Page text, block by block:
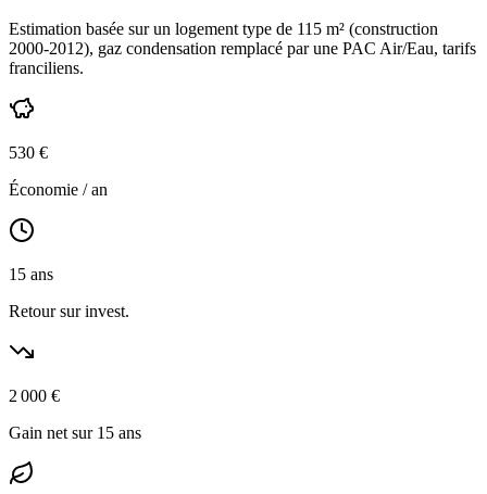
Estimation basée sur un logement type de 115 m² (construction
2000-2012), gaz condensation remplacé par une PAC Air/Eau, tarifs
franciliens.
530 €
Économie / an
15 ans
Retour sur invest.
2 000 €
Gain net sur 15 ans